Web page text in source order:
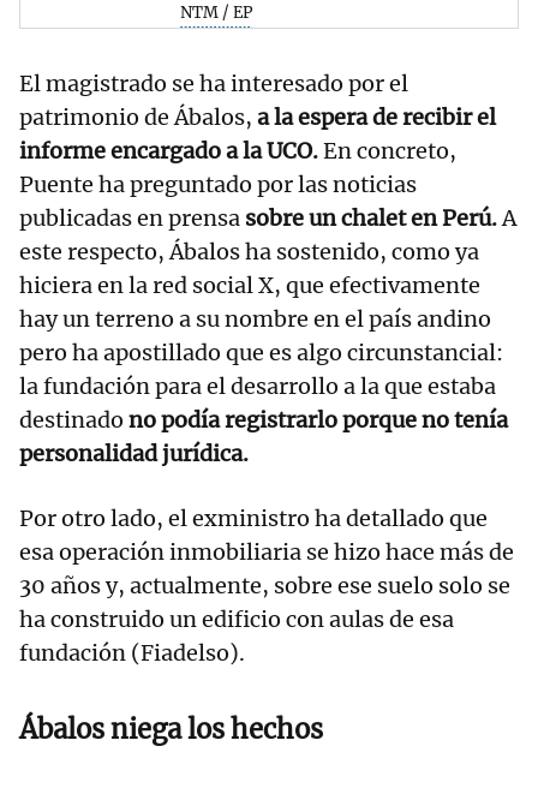
NTM / EP
El magistrado se ha interesado por el
patrimonio de Ábalos, a la espera de recibir el
informe encargado a la UCO.En concreto,
Puente ha preguntado por las noticias
publicadas en prensa sobre un chalet en Perú.A
este respecto, Ábalos ha sostenido, como ya
hiciera en la red social X, que efectivamente
hay un terreno a su nombre en el país andino
pero ha apostillado que es algo circunstancial:
la fundación para el desarrollo a la que estaba
destinado no podía registrarlo porque no tenía
personalidad jurídica.
Por otro lado, el exministro ha detallado que
esa operación inmobiliaria se hizo hace más de
30 años y, actualmente, sobre ese suelo solo se
ha construido un edificio con aulas de esa
fundación (Fiadelso).
Ábalos niega los hechos